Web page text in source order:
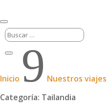
Inicio 9 Nuestros viajes
Categoría: Tailandia